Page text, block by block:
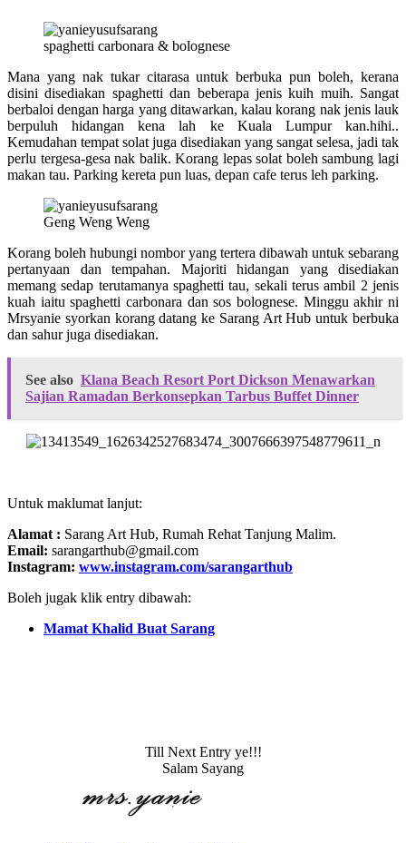
spaghetti carbonara & bolognese
Mana yang nak tukar citarasa untuk berbuka pun boleh, kerana
disini disediakan spaghetti dan beberapa jenis kuih muih. Sangat
berbaloi dengan harga yang ditawarkan, kalau korang nak jenis lauk
berpuluh hidangan kena lah ke Kuala Lumpur kan.hihi..
Kemudahan tempat solat juga disediakan yang sangat selesa, jadi tak
perlu tergesa-gesa nak balik. Korang lepas solat boleh sambung lagi
makan tau. Parking kereta pun luas, depan cafe terus leh parking.
Geng Weng Weng
Korang boleh hubungi nombor yang tertera dibawah untuk sebarang
pertanyaan dan tempahan. Majoriti hidangan yang disediakan
memang sedap terutamanya spaghetti tau, sekali terus ambil 2 jenis
kuah iaitu spaghetti carbonara dan sos bolognese. Minggu akhir ni
Mrsyanie syorkan korang datang ke Sarang Art Hub untuk berbuka
dan sahur juga disediakan.
See also Klana Beach Resort Port Dickson Menawarkan
Sajian Ramadan Berkonsepkan Tarbus Buffet Dinner
Untuk maklumat lanjut:
Alamat : Sarang Art Hub, Rumah Rehat Tanjung Malim.
Email: sarangarthub@gmail.com
Instagram: www.instagram.com/sarangarthub
Boleh jugak klik entry dibawah:
Mamat Khalid Buat Sarang
Till Next Entry ye!!!
Salam Sayang